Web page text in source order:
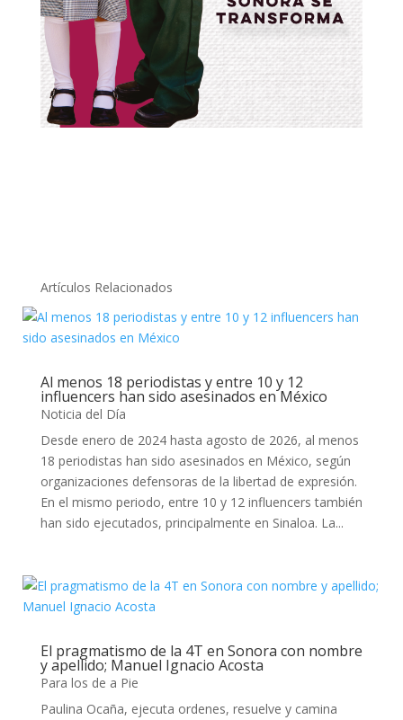
Artículos Relacionados
Al menos 18 periodistas y entre 10 y 12
influencers han sido asesinados en México
Noticia del Día
Desde enero de 2024 hasta agosto de 2026, al menos
18 periodistas han sido asesinados en México, según
organizaciones defensoras de la libertad de expresión.
En el mismo periodo, entre 10 y 12 influencers también
han sido ejecutados, principalmente en Sinaloa. La...
El pragmatismo de la 4T en Sonora con nombre
y apellido; Manuel Ignacio Acosta
Para los de a Pie
Paulina Ocaña, ejecuta ordenes, resuelve y camina